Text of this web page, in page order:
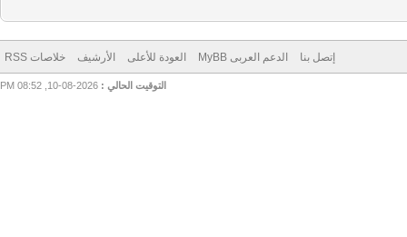
إتصل بنا الدعم العربى MyBB العودة للأعلى الأرشيف خلاصات RSS
التوقيت الحالي :2026-08-10, 08:52 PM